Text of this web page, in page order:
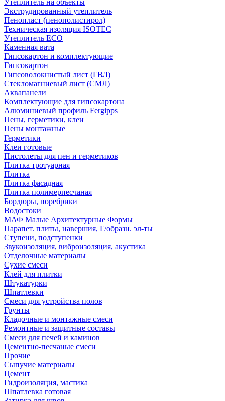
Утеплитель на объекты
Экструдированный утеплитель
Пенопласт (пенополистирол)
Техническая изоляция ISOTEC
Утеплитель ECO
Каменная вата
Гипсокартон и комплектующие
Гипсокартон
Гипсоволокнистый лист (ГВЛ)
Стекломагниевый лист (СМЛ)
Аквапанели
Комплектующие для гипсокартона
Алюминиевый профиль Fergipps
Пены, герметики, клеи
Пены монтажные
Герметики
Клеи готовые
Пистолеты для пен и герметиков
Плитка тротуарная
Плитка
Плитка фасадная
Плитка полимерпесчаная
Бордюры, поребрики
Водостоки
МАФ Малые Архитектурные Формы
Парапет. плиты, навершия, Г/образн. эл-ты
Ступени, подступенки
Звукоизоляция, виброизоляция, акустика
Отделочные материалы
Сухие смеси
Клей для плитки
Штукатурки
Шпатлевки
Смеси для устройства полов
Грунты
Кладочные и монтажные смеси
Ремонтные и защитные составы
Смеси для печей и каминов
Цементно-песчаные смеси
Прочие
Сыпучие материалы
Цемент
Гидроизоляция, мастика
Шпатлевка готовая